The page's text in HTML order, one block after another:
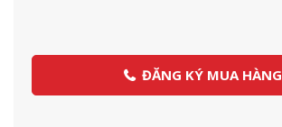
ĐĂNG KÝ MUA HÀNG